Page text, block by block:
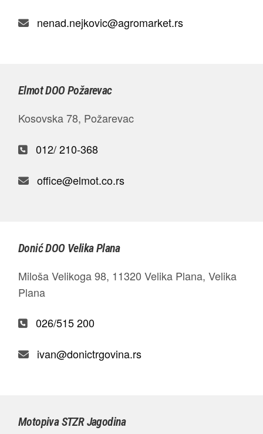
nenad.nejkovic@agromarket.rs
Elmot DOO Požarevac
Kosovska 78, Požarevac
012/ 210-368
office@elmot.co.rs
Donić DOO Velika Plana
Miloša Velikoga 98, 11320 Velika Plana, Velika
Plana
026/515 200
ivan@donictrgovina.rs
Motopiva STZR Jagodina